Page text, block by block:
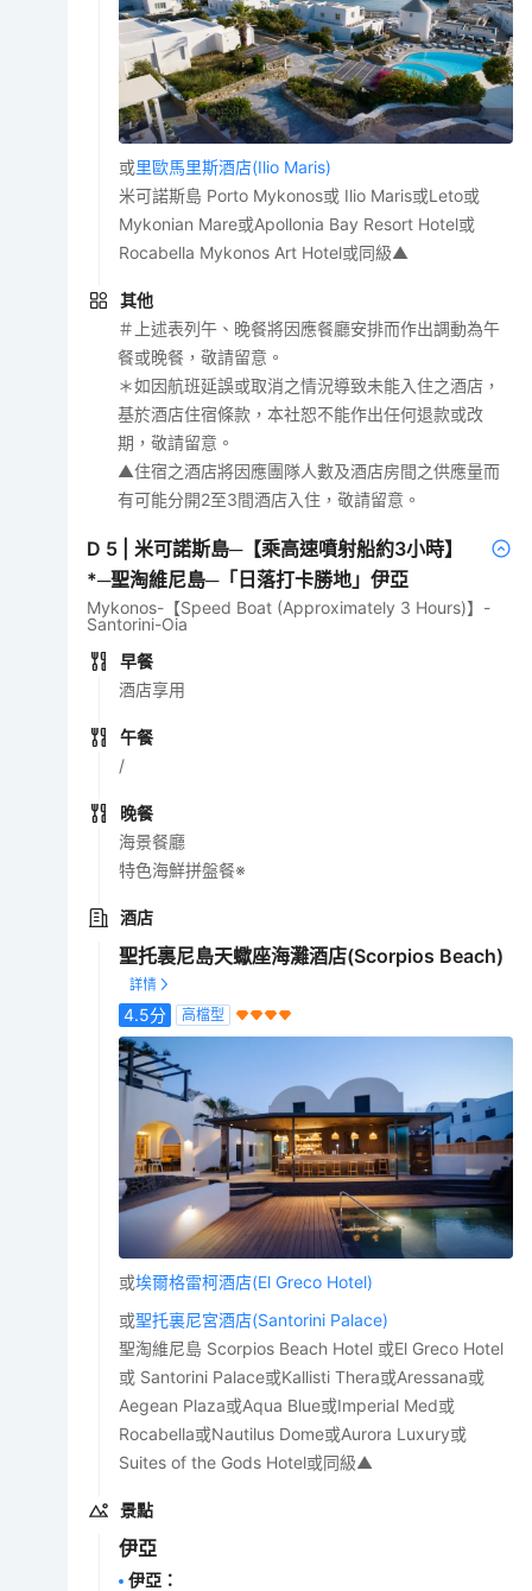
或里歐馬里斯酒店(Ilio Maris)
米可諾斯島 Porto Mykonos或 Ilio Maris或Leto或
Mykonian Mare或Apollonia Bay Resort Hotel或
Rocabella Mykonos Art Hotel或同級▲
其他
＃上述表列午、晚餐將因應餐廳安排而作出調動為午
餐或晚餐，敬請留意。
＊如因航班延誤或取消之情況導致未能入住之酒店，
基於酒店住宿條款，本社恕不能作出任何退款或改
期，敬請留意。
▲住宿之酒店將因應團隊人數及酒店房間之供應量而
有可能分開2至3間酒店入住，敬請留意。
D 5
米可諾斯島─【乘高速噴射船約3小時】
*─聖淘維尼島─「日落打卡勝地」伊亞
Mykonos-【Speed Boat (Approximately 3 Hours)】-
Santorini-Oia
早餐
酒店享用
午餐
/
晚餐
海景餐廳
特色海鮮拼盤餐※
酒店
聖托裏尼島天蠍座海灘酒店(Scorpios Beach)
4.5分 高檔型
或埃爾格雷柯酒店(El Greco Hotel)
或聖托裏尼宮酒店(Santorini Palace)
聖淘維尼島 Scorpios Beach Hotel 或El Greco Hotel
或 Santorini Palace或Kallisti Thera或Aressana或
Aegean Plaza或Aqua Blue或Imperial Med或
Rocabella或Nautilus Dome或Aurora Luxury或
Suites of the Gods Hotel或同級▲
景點
伊亞
伊亞 ：